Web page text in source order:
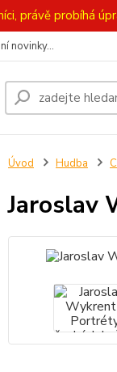
právě probíhá
novinky...
Úvod Hudba
Jaroslav